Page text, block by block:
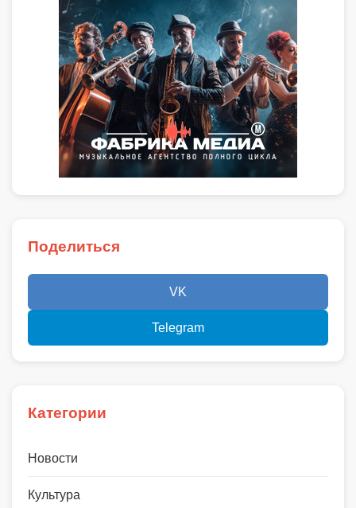
Поделиться
VK
Telegram
Категории
Новости
Культура